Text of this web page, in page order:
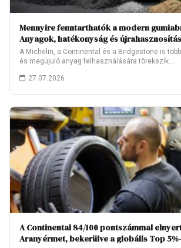
Mennyire fenntarthatók a modern
Anyagok, hatékonyság és újrahasznosítás
A Michelin, a Continental és a Bridgestone is
és megújuló anyag felhasználására törekszik.…
27.07.2026
A Continental 84/100 pontszámmal
Aranyérmet, bekerülve a globális Top